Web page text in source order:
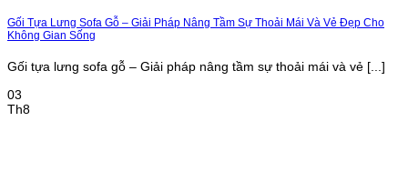
Gối Tựa Lưng Sofa Gỗ – Giải Pháp Nâng Tầm Sự Thoải Mái Và Vẻ Đẹp Cho
Không Gian Sống
Gối tựa lưng sofa gỗ – Giải pháp nâng tầm sự thoải mái và vẻ [...]
03
Th8